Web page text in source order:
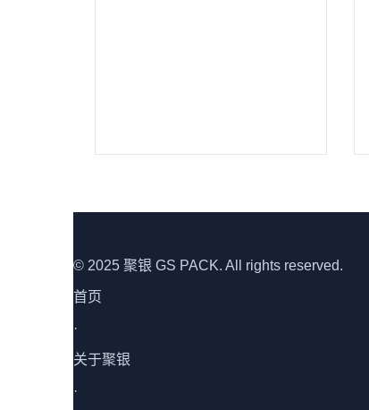
© 2025 聚银 GS PACK. All rights reserved.
首页
·
关于聚银
·